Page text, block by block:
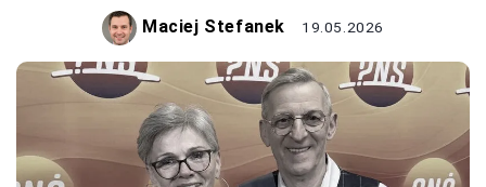
Maciej Stefanek 19.05.2026